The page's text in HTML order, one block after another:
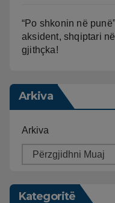
“Po shkonin në
aksident, shqiptari
gjithçka!
Arkiva
Arkiva
Kategoritë